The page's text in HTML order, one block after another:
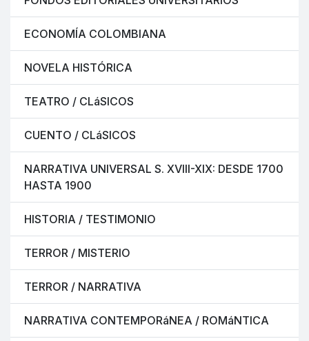
ECONOMÍA COLOMBIANA
NOVELA HISTÓRICA
TEATRO / CLáSICOS
CUENTO / CLáSICOS
NARRATIVA UNIVERSAL S. XVIII-XIX: DESDE 1700
HASTA 1900
HISTORIA / TESTIMONIO
TERROR / MISTERIO
TERROR / NARRATIVA
NARRATIVA CONTEMPORáNEA / ROMáNTICA